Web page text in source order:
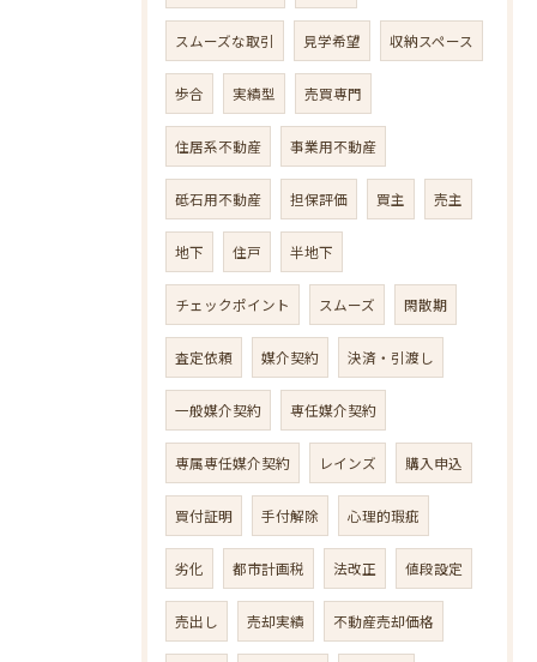
スムーズな取引 見学希望 収納スペース
歩合 実績型 売買専門
住居系不動産 事業用不動産
砥石用不動産 担保評価 買主 売主
地下 住戸 半地下
チェックポイント スムーズ 閑散期
査定依頼 媒介契約 決済・引渡し
一般媒介契約 専任媒介契約
専属専任媒介契約 レインズ 購入申込
買付証明 手付解除 心理的瑕疵
劣化 都市計画税 法改正 値段設定
売出し 売却実績 不動産売却価格